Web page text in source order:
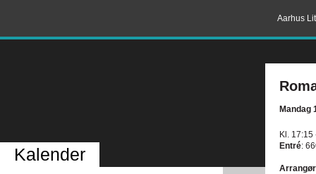
Aarhus
Mandag
Kl. 17:15
Entré:
Kalender